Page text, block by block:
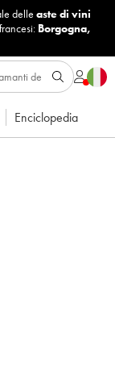
delle aste di vini
Borgogna,
Enciclopedia